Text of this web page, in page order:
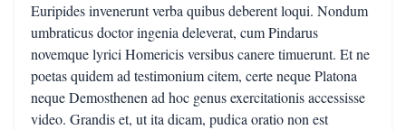
Euripides invenerunt verba quibus deberent loqui. Nondum
umbraticus doctor ingenia deleverat, cum Pindarus
novemque lyrici Homericis versibus canere timuerunt. Et ne
poetas quidem ad testimonium citem, certe neque Platona
neque Demosthenen ad hoc genus exercitationis accessisse
video. Grandis et, ut ita dicam, pudica oratio non est